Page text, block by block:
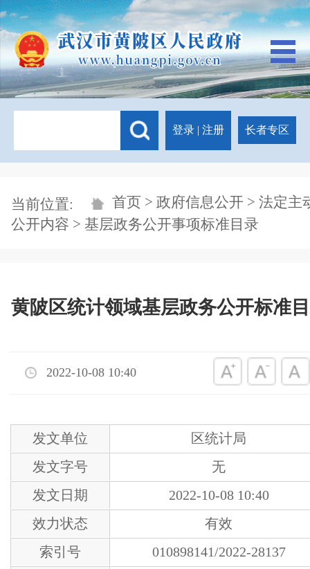
登录 | 注册 长者专区
当前位置: 首页 > 政府信息公开 > 法定主
公开内容 > 基层政务公开事项标准目录
黄陂区统计领域基层政务公开标准
2022-10-08 10:40
发文单位
区统计局
发文字号
无
发文日期
2022-10-08 10:40
效力状态
有效
索引号
010898141/2022-28137